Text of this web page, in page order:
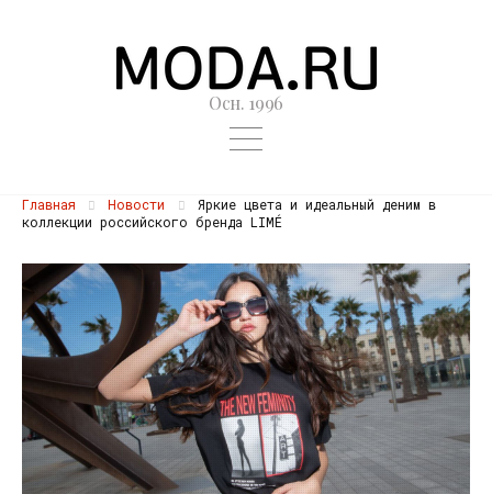
Осн. 1996
Главная Новости
Яркие цвета и идеальный деним в
коллекции российского бренда LIMÉ